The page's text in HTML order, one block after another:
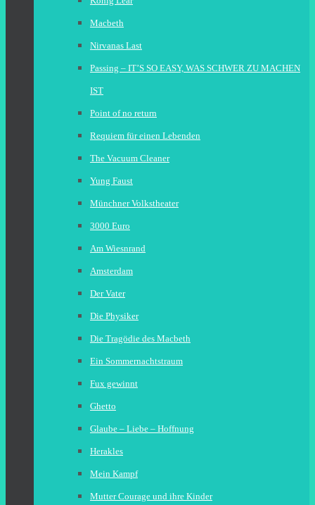
Macbeth
Nirvanas Last
Passing – IT’S SO EASY, WAS SCHWER ZU MACHEN
IST
Point of no return
Requiem für einen Lebenden
The Vacuum Cleaner
Yung Faust
Münchner Volkstheater
3000 Euro
Am Wiesnrand
Amsterdam
Der Vater
Die Physiker
Die Tragödie des Macbeth
Ein Sommernachtstraum
Fux gewinnt
Ghetto
Glaube – Liebe – Hoffnung
Herakles
Mein Kampf
Mutter Courage und ihre Kinder